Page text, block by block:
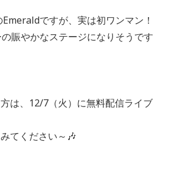
ですが、実は初ワンマン！
賑やかなステージになりそうです
は、12/7（火）に無料配信ライブ
てください～🎶